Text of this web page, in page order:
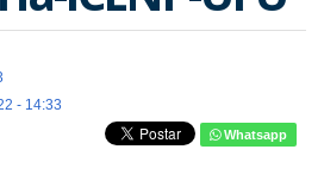
- 14:33
Whatsapp